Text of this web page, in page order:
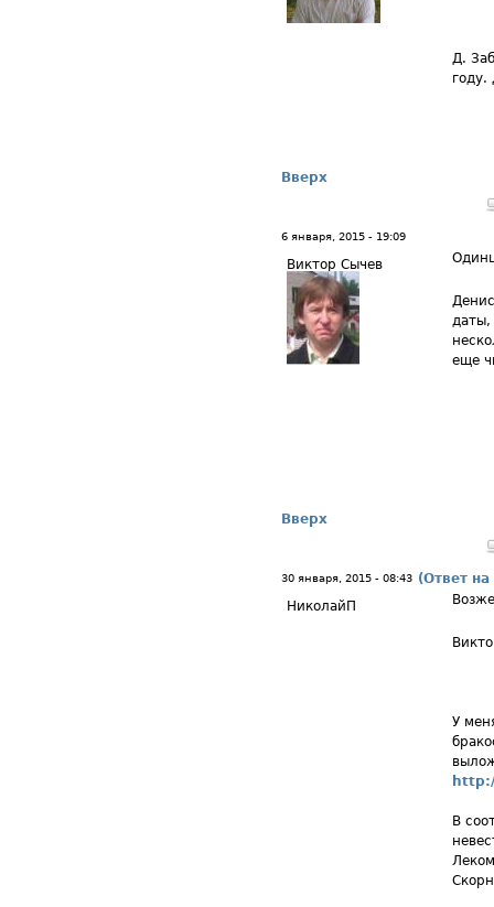
Д.
году.
Вверх
6 января, 2015 - 19:09
Виктор Сычев
даты,
еще
Вверх
30 января, 2015 - 08:43 (Ответ
НиколайП
У
В